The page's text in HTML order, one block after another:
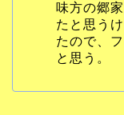
味方の郷
たと思う
たので、
と思う。